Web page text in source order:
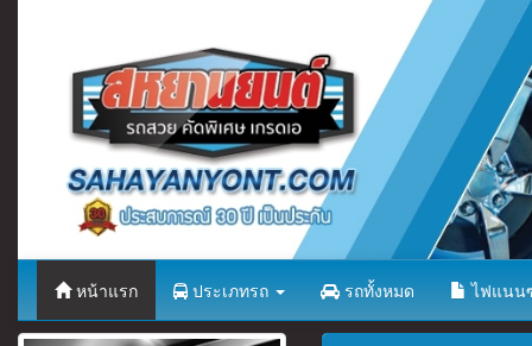
หน้าแรก ประเภทรถ รถทั้งหมด ไฟแนน